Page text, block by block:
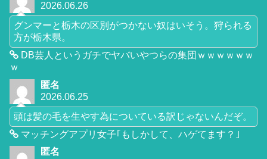
2026.06.26
グンマーと栃木の区別がつかない奴はいそう。狩られる
方が栃木県。
DB芸人というガチでヤバいやつらの集団ｗｗｗｗｗｗ
ｗ
匿名
2026.06.25
頭は髪の毛を生やす為についている訳じゃないんだぞ。
マッチングアプリ女子｢もしかして、ハゲてます？｣
匿名